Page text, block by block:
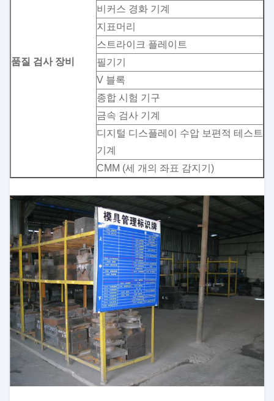
품질 검사 장비
비커스 경화 기계
지표머리
스트라이크 플레이트
필기기
V 블록
종합 시험 기구
금속 검사 기계
디지털 디스플레이 수압 보편적 테스트
기계
CMM (세 개의 좌표 감지기)